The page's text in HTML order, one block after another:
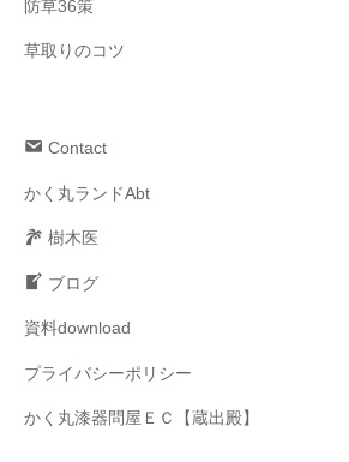
防草36策
草取りのコツ
Contact
かく丸ランドAbt
樹木医
ブログ
資料download
プライバシーポリシー
かく丸漆器問屋ＥＣ【蔵出殿】